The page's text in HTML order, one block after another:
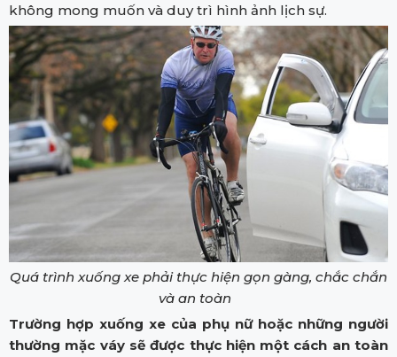
không mong muốn và duy trì hình ảnh lịch sự.
Quá trình xuống xe phải thực hiện gọn gàng, chắc chắn
và an toàn
Trường hợp xuống xe của phụ nữ hoặc những người
thường mặc váy sẽ được thực hiện một cách an toàn